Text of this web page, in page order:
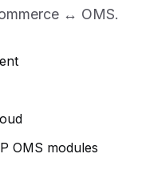
↔ OMS.
OMS modules